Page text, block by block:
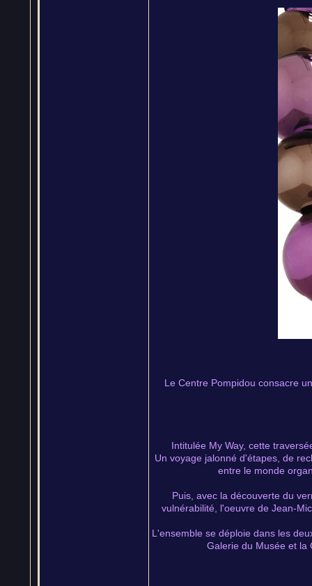
Le Centre Pompidou consacre
Intitulée My Way, cette
Un voyage jalonné d'étapes, de
entre le monde
Puis, avec la découverte du
vulnérabilité, l'oeuvre de Jean-
L'ensemble se déploie dans les
Galerie du Musée et la